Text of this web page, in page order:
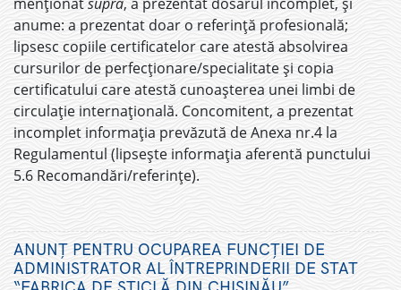
anume: a prezentat doar o referință profesională;
lipsesc copiile certificatelor care atestă absolvirea
cursurilor de perfecționare/specialitate și copia
certificatului care atestă cunoașterea unei limbi de
circulație internațională. Concomitent, a prezentat
incomplet informația prevăzută de Anexa nr.4 la
Regulamentul (lipsește informația aferentă punctului
5.6 Recomandări/referințe).
ANUNȚ PENTRU OCUPAREA FUNCȚIEI DE
ADMINISTRATOR AL ÎNTREPRINDERII DE STAT